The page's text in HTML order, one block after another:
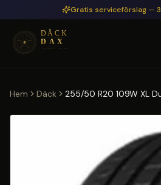
Hoppa till huvudinnehållGratis serviceförslag —
Hem Däck 255/50 R20 109W XL